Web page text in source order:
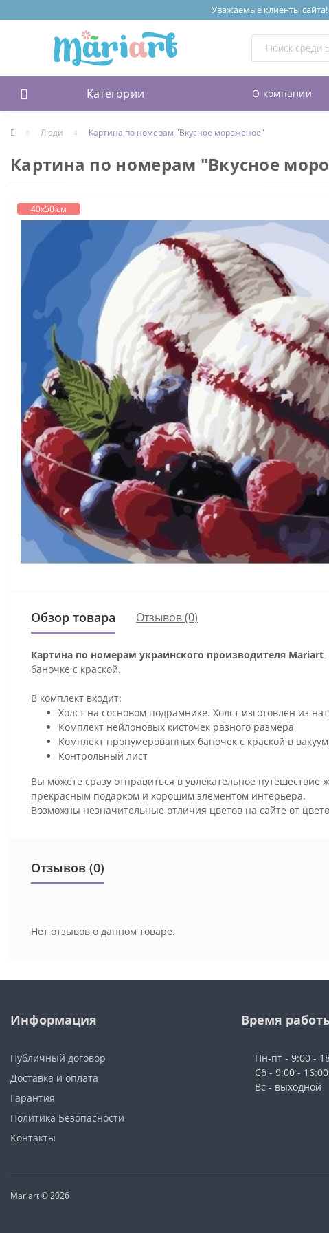
Уважаемые клиенты
Категории О компании
Люди Картина по номерам "Вкусное мороженое"
Картина по номерам "Вкусное
40х50 см
Обзор товара Отзывов (0)
Картина по номерам украинского производителя Mariart
баночке с краской.
В комплект входит:
Холст на сосновом подрамнике. Холст изготовлен из
Комплект нейлоновых кисточек разного размера
Комплект пронумерованных баночек с краской в
Контрольный лист
Вы можете сразу отправиться в увлекательное
прекрасным подарком и хорошим элементом интерьера.
Возможны незначительные отличия цветов на сайте от
Отзывов (0)
Нет отзывов о данном товаре.
Информация
Публичный договор
Доставка и оплата
Гарантия
Политика Безопасности
Контакты
Время
Пн-пт - 9:00 -
Сб - 9:00 - 16:00
Вс - выходной
Mariart © 2026